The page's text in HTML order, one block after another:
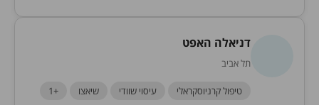
דניאלה האפט
תל אביב
טיפול קרניוסקראלי עיסוי שוודי שיאצו +1